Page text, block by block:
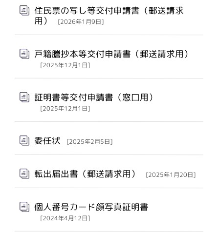
住民票の写し等交付申請書（郵送請求
用） [2026年1月9日]
戸籍謄抄本等交付申請書（郵送請求用）
[2025年12月1日]
証明書等交付申請書（窓口用）
[2025年12月1日]
委任状 [2025年2月5日]
転出届出書（郵送請求用） [2025年1月20日]
個人番号カード顔写真証明書
[2024年4月12日]